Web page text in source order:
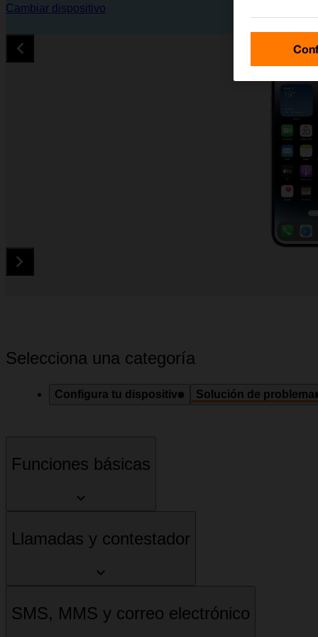
Cambiar dispositivo
Selecciona una categoría
Configura tu dispositivo Solución de
Funciones básicas
Llamadas y contestador
SMS, MMS y correo electrónico